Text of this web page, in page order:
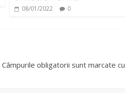
08/01/2022 0
Câmpurile obligatorii sunt marcate cu